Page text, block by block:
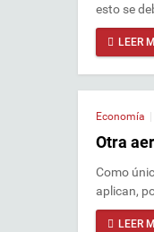
esto se
LEER
Economía
Otra
Como
aplican,
LEER